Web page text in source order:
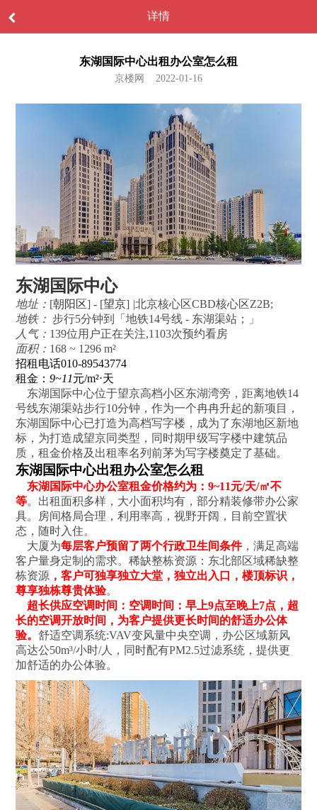
详情
东湖国际中心出租办公室怎么租
京楼网 2022-01-16
东湖国际中心
地址： [朝阳区] - [望京] |北京核心区CBD核心区Z2B;
地铁： 步行5分钟到「地铁14号线 - 东湖渠站；」
人气： 139位用户正在关注,1103次预约看房
面积： 168 ~ 1296 m²
招租电话010-89543774
租金：9~11元/m²⋅天
东湖国际中心位于望京高档小区东湖湾旁，距离地铁14
号线东湖渠站步行10分钟，作为一个冉冉升起的新项目，
东湖国际中心已打造为高档写字楼，成为了东湖地区新地
标，为打造成望京同类型，同时期甲级写字楼中建筑品
质，租金价格及出租率名列前茅为写字楼奠定了基础。
东湖国际中心出租办公室怎么租
东湖国际中心办公室租金价格约为：9~11元/天/㎡不
等。出租面积多样，大小面积均有，部分精装修带办公家
具。房间格局合理，利用率高，视野开阔，目前空置状
态，随时入住。
大厦为每层客户预留了两个行政卫生间条件，满足高端
客户量身定制的需求。稀缺整栋资源：东北部区域稀缺整
栋资源 ，客户可独享独立大堂，独立出入口，楼顶标识，
尊享独栋尊贵体验。
超长供应空调时间：空调时间：早上9点至晚上7点，超
长的空调开放时间，为客户提供更长时间的舒适办公体
验。舒适空调系统:VAV变风量中央空调，办公区域新风
高达公50m³/小时/人，同时配有PM2.5过滤系统，提供更
加舒适的办公体验。